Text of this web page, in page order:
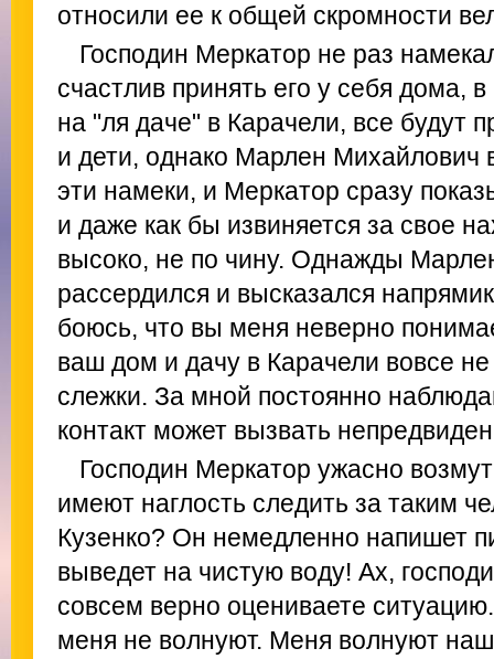
относили ее к общей скромности
Господин Меркатор не раз
счастлив принять его у себя дома,
на "ля даче" в Карачели, все будут
и дети, однако Марлен Михайлович
эти намеки, и Меркатор сразу
и даже как бы извиняется за свое
высоко, не по чину. Однажды
рассердился и высказался
боюсь, что вы меня неверно
ваш дом и дачу в Карачели вовсе не
слежки. За мной постоянно
контакт может вызвать
Господин Меркатор ужасно
имеют наглость следить за таким
Кузенко? Он немедленно напишет
выведет на чистую воду! Ах,
совсем верно оцениваете
меня не волнуют. Меня волнуют